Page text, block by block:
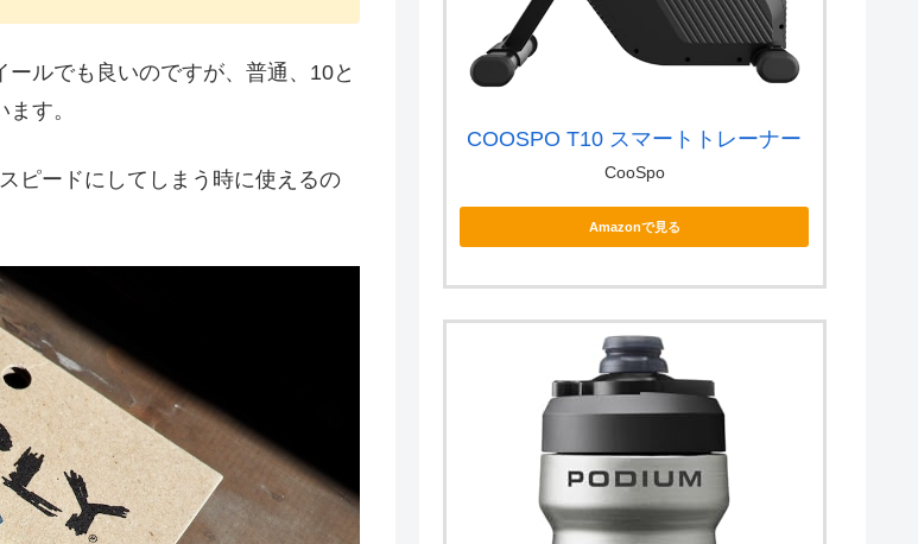
ルでも良いのですが、普通、10と
す。
ピードにしてしまう時に使えるの
COOSPO T10 スマートトレーナー
CooSpo
Amazonで見る